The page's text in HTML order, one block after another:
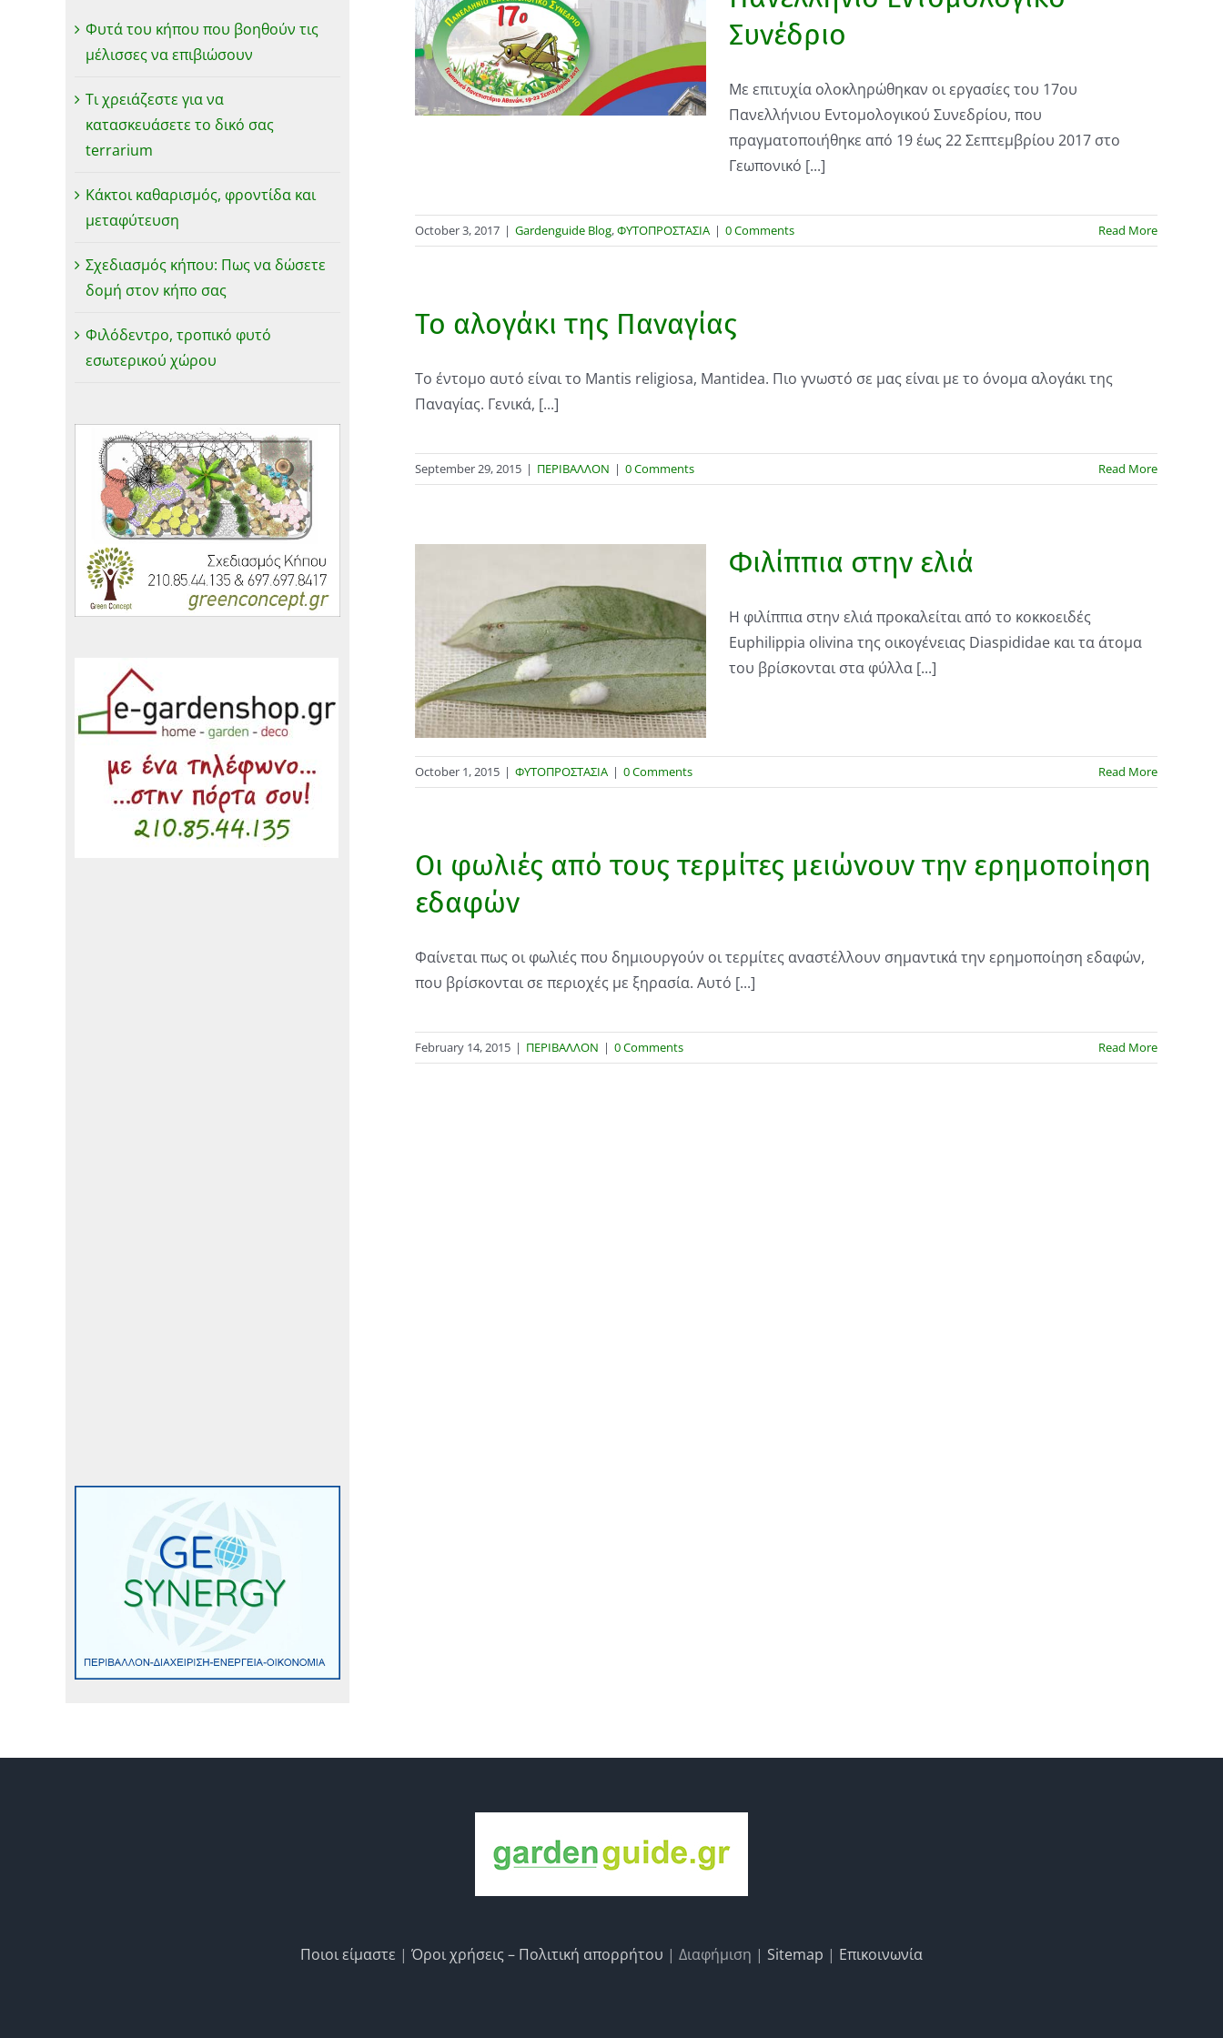
Συνέδριο
Με επιτυχία ολοκληρώθηκαν οι εργασίες του 17ου
Πανελλήνιου Εντομολογικού Συνεδρίου, που
πραγματοποιήθηκε από 19 έως 22 Σεπτεμβρίου 2017 στο
Γεωπονικό [...]
October 3, 2017 | Gardenguide Blog,ΦΥΤΟΠΡΟΣΤΑΣΙΑ | 0 Comments Read More
Το αλογάκι της Παναγίας
Το έντομο αυτό είναι το Mantis religiosa, Mantidea. Πιο γνωστό σε μας είναι με το όνομα αλογάκι της
Παναγίας. Γενικά, [...]
September 29, 2015 | ΠΕΡΙΒΑΛΛΟΝ | 0 Comments Read More
Φιλίππια στην ελιά
Η φιλίππια στην ελιά προκαλείται από το κοκκοειδές
Euphilippia olivina της οικογένειας Diaspididae και τα άτομα
του βρίσκονται στα φύλλα [...]
October 1, 2015 | ΦΥΤΟΠΡΟΣΤΑΣΙΑ | 0 Comments Read More
Οι φωλιές από τους τερμίτες μειώνουν την ερημοποίηση
εδαφών
Φαίνεται πως οι φωλιές που δημιουργούν οι τερμίτες αναστέλλουν σημαντικά την ερημοποίηση εδαφών,
που βρίσκονται σε περιοχές με ξηρασία. Αυτό [...]
February 14, 2015 | ΠΕΡΙΒΑΛΛΟΝ | 0 Comments Read More
Φυτά του κήπου που βοηθούν τις
μέλισσες να επιβιώσουν
Τι χρειάζεστε για να
κατασκευάσετε το δικό σας
terrarium
Κάκτοι καθαρισμός, φροντίδα και
μεταφύτευση
Σχεδιασμός κήπου: Πως να δώσετε
δομή στον κήπο σας
Φιλόδεντρο, τροπικό φυτό
εσωτερικού χώρου
Ποιοι είμαστε | Όροι χρήσεις – Πολιτική απορρήτου | Διαφήμιση | Sitemap | Επικοινωνία